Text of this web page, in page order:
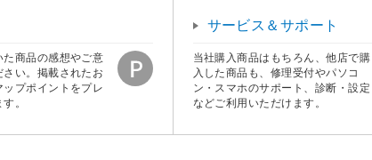
た商品の感想やご意
さい。掲載されたお
プポイントをプレ
。
サービス＆サポート
当社購入商品はもちろん、他店で購
入した商品も、修理受付やパソコ
ン・スマホのサポート、診断・設定
などご利用いただけます。